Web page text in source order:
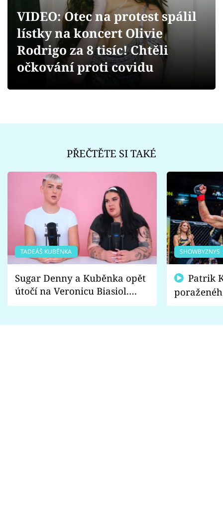
Videa
Sledujte prima+
VIDEO: Otec na protest spálil
lístky na koncert Olivie
Rodrigo za 8 tisíc! Chtěli
očkování proti covidu
PŘEČTĚTE SI TAKÉ
TADEÁŠ KUBĚNKA
Sugar Denny a Kuběnka opět
útočí na Veronicu Biasiol.
Proč je podle nich falešná a
SHOWBYZNYS
fanoušci